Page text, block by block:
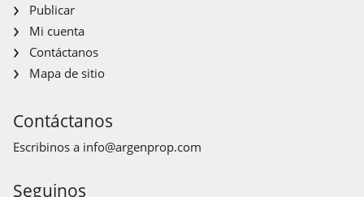
Publicar
Mi cuenta
Contáctanos
Mapa de sitio
Contáctanos
Escribinos a info@argenprop.com
Seguinos